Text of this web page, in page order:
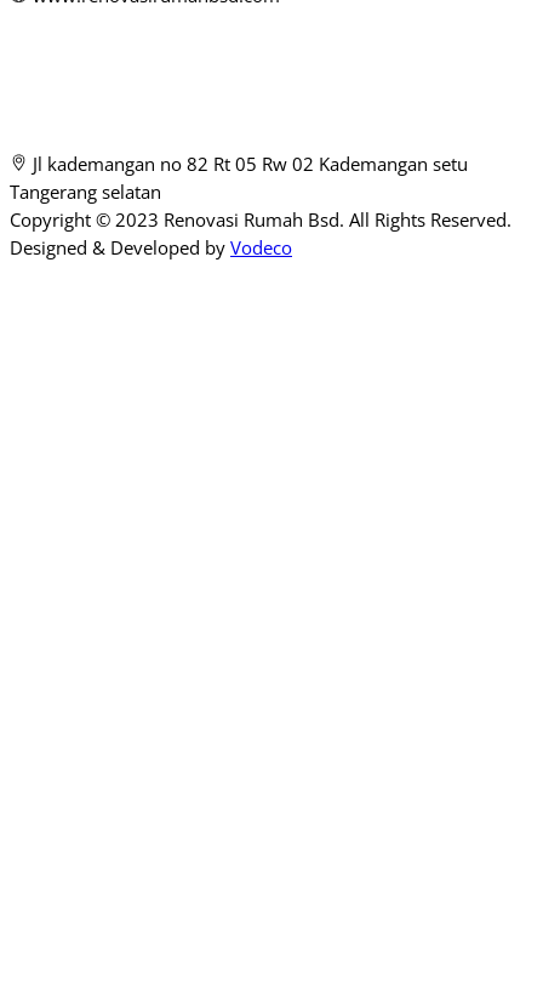
Jl kademangan no 82 Rt 05 Rw 02 Kademangan setu
Tangerang selatan
Copyright © 2023 Renovasi Rumah Bsd. All Rights Reserved.
Designed & Developed by Vodeco